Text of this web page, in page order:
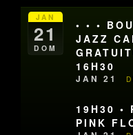
JAN
21
DOM
• • •
JAZZ
16H30
JAN 21
19H30 •
PINK